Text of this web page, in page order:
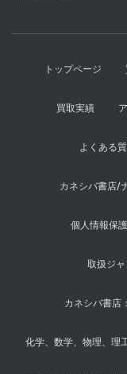
トップページ
買取実績
よくある
カネシバ書店/
個人情報保
取扱ジ
カネシバ書店
化学、数学、物理、理